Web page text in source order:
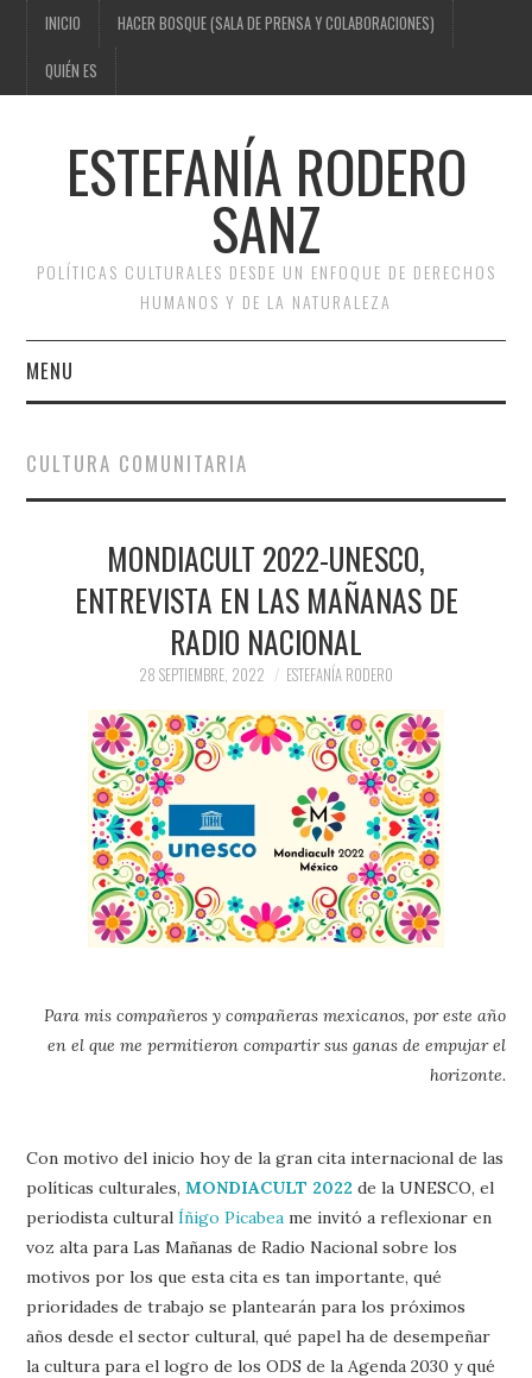
INICIO HACER BOSQUE (SALA DE PRENSA Y COLABORACIONES)
QUIÉN ES
ESTEFANÍA RODERO
SANZ
POLÍTICAS CULTURALES DESDE UN ENFOQUE DE DERECHOS
HUMANOS Y DE LA NATURALEZA
MENU
HACER BOSQUE (SALA DE
PRENSA Y
COLABORACIONES)
CULTURA COMUNITARIA
MONDIACULT 2022-UNESCO,
ENTREVISTA EN LAS MAÑANAS DE
RADIO NACIONAL
28 SEPTIEMBRE, 2022 ESTEFANÍA RODERO
Para mis compañeros y compañeras mexicanos, por este año
en el que me permitieron compartir sus ganas de empujar el
horizonte.
Con motivo del inicio hoy de la gran cita internacional de las
políticas culturales,MONDIACULT 2022 de la UNESCO, el
periodista culturalÍñigo Picabea me invitó a reflexionar en
voz alta para Las Mañanas de Radio Nacional sobre los
motivos por los que esta cita es tan importante, qué
prioridades de trabajo se plantearán para los próximos
años desde el sector cultural, qué papel ha de desempeñar
la cultura para el logro de los ODS de la Agenda 2030 y qué